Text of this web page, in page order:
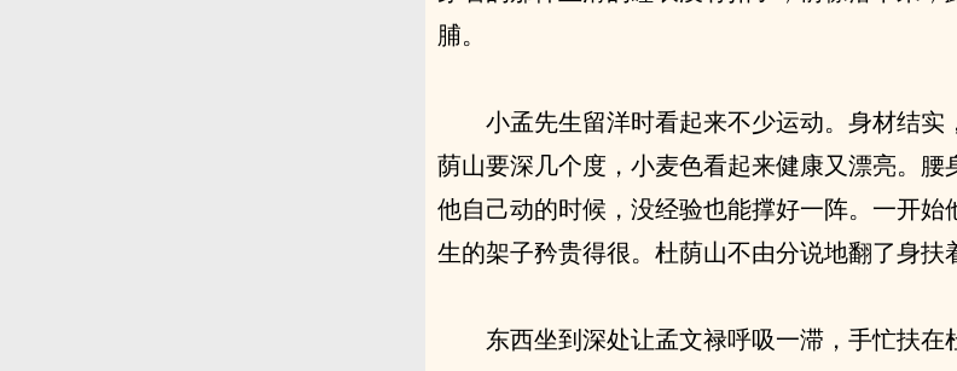
脯。
小孟先生留洋时看起来不少运动。身材结实
荫山要深几个度，小麦色看起来健康又漂亮。腰
他自己动的时候，没经验也能撑好一阵。一开始
生的架子矜贵得很。杜荫山不由分说地翻了身扶
东西坐到深处让孟文禄呼吸一滞，手忙扶在